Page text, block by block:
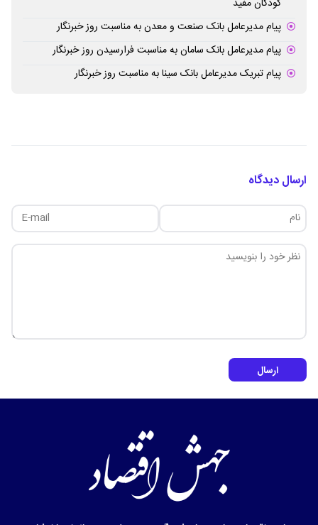
پیام مدیرعامل بانک صنعت و معدن به مناسبت روز خبرنگار
پیام مدیرعامل بانک سامان به مناسبت فرارسیدن روز خبرنگار
پیام تبریک مدیرعامل بانک سینا به مناسبت روز خبرنگار
ارسال دیدگاه
ارسال